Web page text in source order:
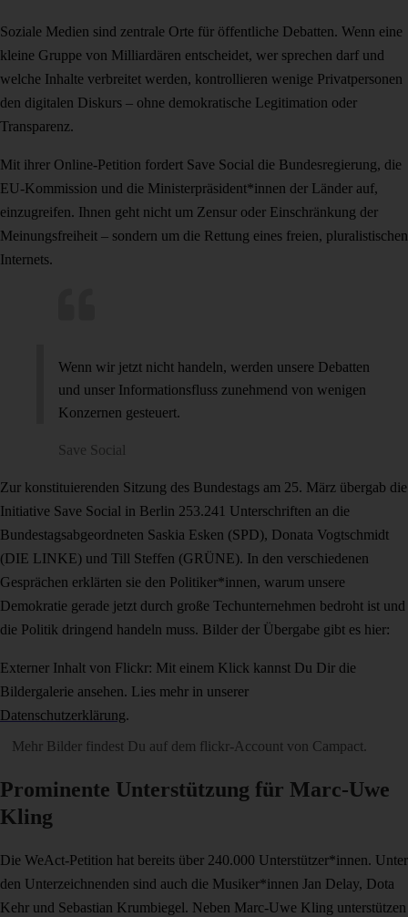
Soziale Medien sind zentrale Orte für öffentliche Debatten. Wenn eine
kleine Gruppe von Milliardären entscheidet, wer sprechen darf und
welche Inhalte verbreitet werden, kontrollieren wenige Privatpersonen
den digitalen Diskurs – ohne demokratische Legitimation oder
Transparenz.
Mit ihrer Online-Petition fordert Save Social die Bundesregierung, die
EU-Kommission und die Ministerpräsident*innen der Länder auf,
einzugreifen. Ihnen geht nicht um Zensur oder Einschränkung der
Meinungsfreiheit – sondern um die Rettung eines freien, pluralistischen
Internets.
Wenn wir jetzt nicht handeln, werden unsere Debatten
und unser Informationsfluss zunehmend von wenigen
Konzernen gesteuert.
Save Social
Zur konstituierenden Sitzung des Bundestags am 25. März übergab die
Initiative Save Social in Berlin 253.241 Unterschriften an die
Bundestagsabgeordneten Saskia Esken (SPD), Donata Vogtschmidt
(DIE LINKE) und Till Steffen (GRÜNE). In den verschiedenen
Gesprächen erklärten sie den Politiker*innen, warum unsere
Demokratie gerade jetzt durch große Techunternehmen bedroht ist und
die Politik dringend handeln muss. Bilder der Übergabe gibt es hier:
Externer Inhalt von Flickr: Mit einem Klick kannst Du Dir die
Bildergalerie ansehen. Lies mehr in unserer
Datenschutzerklärung.
Mehr Bilder findest Du auf dem flickr-Account von Campact.
Prominente Unterstützung für Marc-Uwe
Kling
Die WeAct-Petition hat bereits über 240.000 Unterstützer*innen. Unter
den Unterzeichnenden sind auch die Musiker*innen Jan Delay, Dota
Kehr und Sebastian Krumbiegel. Neben Marc-Uwe Kling unterstützen